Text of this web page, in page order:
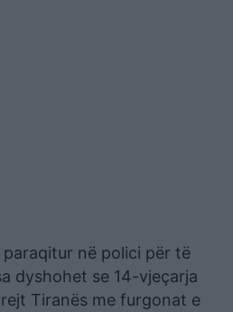
paraqitur në polici për të
dyshohet se 14-vjeçarja
Tiranës me furgonat e